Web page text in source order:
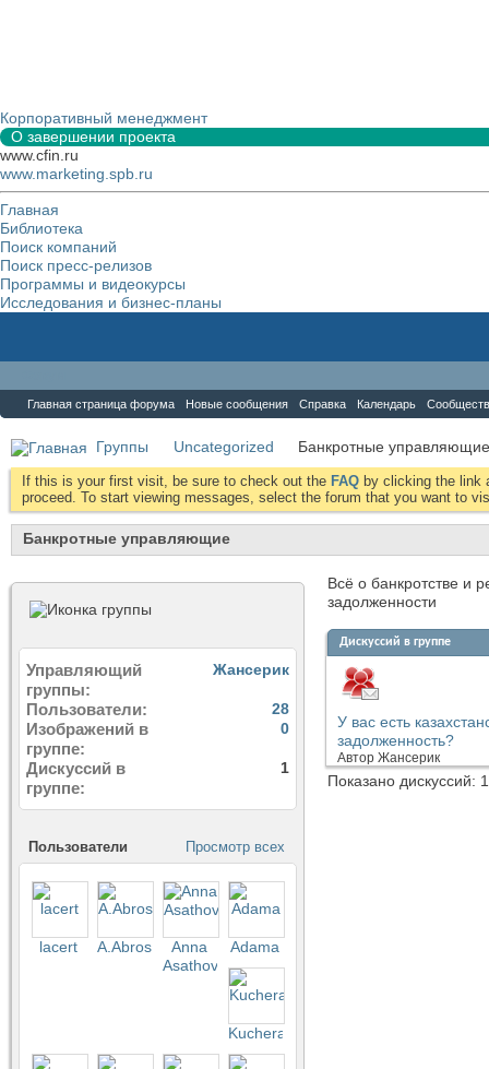
Корпоративный менеджмент
О завершении проекта
www.cfin.ru
www.marketing.spb.ru
Главная
Библиотека
Поиск компаний
Поиск пресс-релизов
Программы и видеокурсы
Исследования и бизнес-планы
Главная страница форума Новые сообщения Справка Календарь
Группы Uncategorized Банкротные управляющие
If this is your first visit, be sure to check out the FAQ by clicking the link
proceed. To start viewing messages, select the forum that you want to
Банкротные управляющие
Всё о банкротстве и
задолженности
Дискуссий в группе
У вас есть
задолженность?
Автор Жансерик
Показано дискуссий:
Управляющий
группы
Жансерик
Пользователи 28
Изображений в
группе
0
Дискуссий в
группе
1
Просмотр всех
Пользователи
lacert A.AbrosimovAnna
Asathova
Аdama
Kuchera